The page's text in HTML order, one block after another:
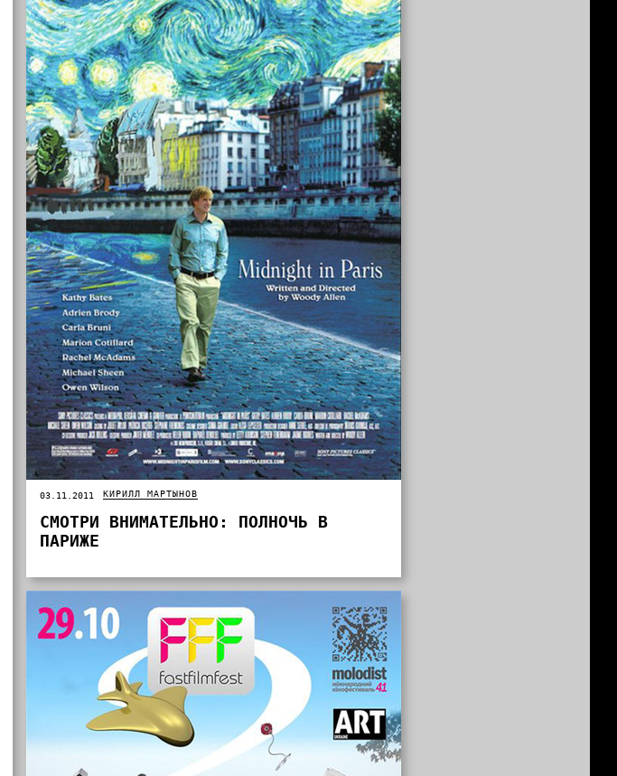
03.11.2011 КИРИЛЛ МАРТЫНОВ
СМОТРИ ВНИМАТЕЛЬНО: ПОЛНОЧЬ В
ПАРИЖЕ